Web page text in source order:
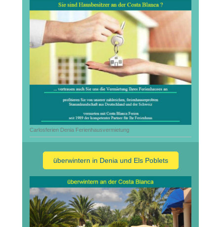
Carlosferien Denia Ferienhausvermietung
überwintern in Denia und Els Poblets